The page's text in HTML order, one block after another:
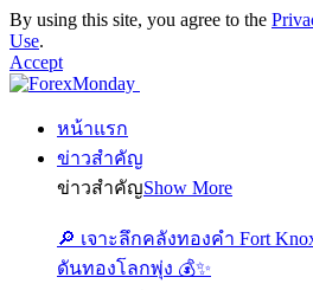
By using this site, you agree to the
Use.
Accept
หน้าแรก
ข่าวสำคัญ
ข่าวสำคัญShow More
🔎 เจาะลึกคลังทองคำ Fort
ดันทองโลกพุ่ง 💰✨